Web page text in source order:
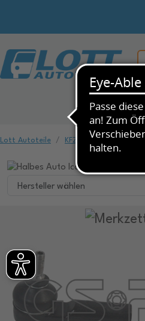
Alle
Lott Autoteile KFZ-Ersatzteile
Wählen Sie